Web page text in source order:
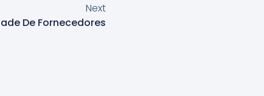
Next
De Fornecedores